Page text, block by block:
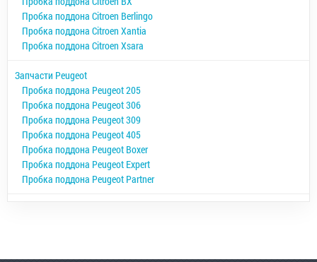
Пробка поддона Citroen Berlingo
Пробка поддона Citroen Xantia
Пробка поддона Citroen Xsara
Запчасти Peugeot
Пробка поддона Peugeot 205
Пробка поддона Peugeot 306
Пробка поддона Peugeot 309
Пробка поддона Peugeot 405
Пробка поддона Peugeot Boxer
Пробка поддона Peugeot Expert
Пробка поддона Peugeot Partner